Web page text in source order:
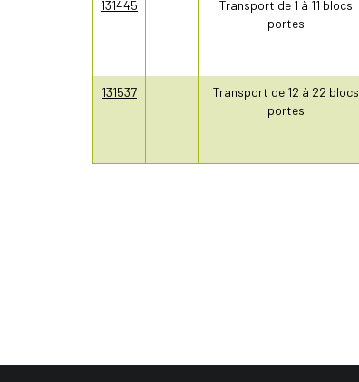
131445
Transport de 1 à 11 blocs
portes
131537
Transport de 12 à 22 blocs
portes